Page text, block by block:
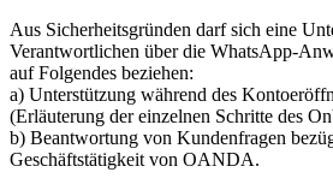
Aus Sicherheitsgründen darf sich eine
Verantwortlichen über die WhatsApp-
auf Folgendes beziehen:
a) Unterstützung während des
(Erläuterung der einzelnen Schritte des
b) Beantwortung von Kundenfragen
Geschäftstätigkeit von OANDA.